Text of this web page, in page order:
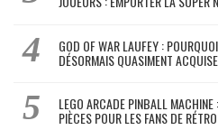
GOD OF WAR LAUFEY :
DÉSORMAIS QUASIMENT ACQUISE
LEGO ARCADE PINBALL
PIÈCES POUR LES FANS DE RÉTRO